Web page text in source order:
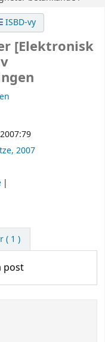
ISBD-vy
[Elektronisk
2007
( 1 )
post